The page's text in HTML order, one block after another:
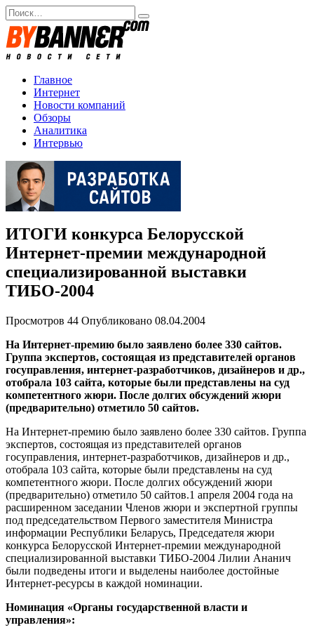
Перейти
к
содержанию
Search
for:
Главное
Интернет
Новости компаний
Обзоры
Аналитика
Интервью
ИТОГИ конкурса Белорусской
Интернет-премии международной
специализированной выставки
ТИБО-2004
Просмотров 44 Опубликовано 08.04.2004
На Интернет-премию было заявлено более 330 сайтов.
Группа экспертов, состоящая из представителей органов
госуправления, интернет-разработчиков, дизайнеров и др.,
отобрала 103 сайта, которые были представлены на суд
компетентного жюри. После долгих обсуждений жюри
(предварительно) отметило 50 сайтов.
На Интернет-премию было заявлено более 330 сайтов. Группа
экспертов, состоящая из представителей органов
госуправления, интернет-разработчиков, дизайнеров и др.,
отобрала 103 сайта, которые были представлены на суд
компетентного жюри. После долгих обсуждений жюри
(предварительно) отметило 50 сайтов.1 апреля 2004 года на
расширенном заседании Членов жюри и экспертной группы
под председательством Первого заместителя Министра
информации Республики Беларусь, Председателя жюри
конкурса Белорусской Интернет-премии международной
специализированной выставки ТИБО-2004 Лилии Ананич
были подведены итоги и выделены наиболее достойные
Интернет-ресурсы в каждой номинации.
Номинация «Органы государственной власти и
управления»: